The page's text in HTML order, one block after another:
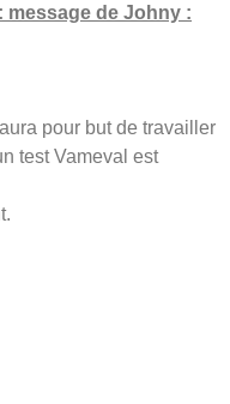
message de Johny :
pour but de travailler
test Vameval est